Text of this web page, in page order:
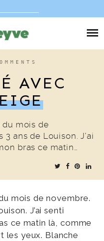
AVEC
du mois de
ans de Louison. J’ai
bras ce matin…
mois de novembre.
J’ai senti
ce matin là, comme
les yeux. Blanche